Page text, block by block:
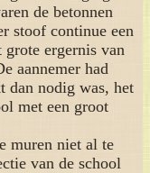
de betonnen
stoof continue een
ergernis van
aannemer had
dan nodig was, het
met een groot
muren niet al te
van de school